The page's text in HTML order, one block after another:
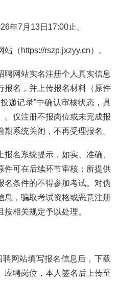
年7月13日17:00止。
（https://rszp.jxzyy.cn）。
聘网站实名注册个人真实信息
报名，并上传报名材料（原件
递记录”中确认审核状态，具
。仅注册不报岗位或未完成报
系统关闭，不再受理报名。
名系统提示，如实、准确、
件可在后续环节审核；所提供
名条件的不得参加考试。对伪
息，骗取考试资格或恶意注册
相关规定予以处理。
聘网站填写报名信息后，下载
应聘岗位，本人签名后上传至